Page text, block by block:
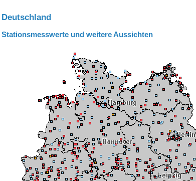
Deutschland
Stationsmesswerte und weitere Aussichten